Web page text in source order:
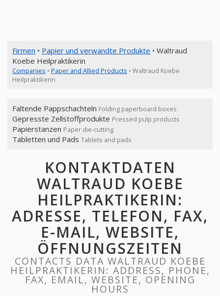
Firmen • Papier und verwandte Produkte • Waltraud
Koebe Heilpraktikerin
Companies • Paper and Allied Products • Waltraud Koebe
Heilpraktikerin
Faltende Pappschachteln Folding paperboard boxes
Gepresste Zellstoffprodukte Pressed pulp products
Papierstanzen Paper die-cutting
Tabletten und Pads Tablets and pads
KONTAKTDATEN
WALTRAUD KOEBE
HEILPRAKTIKERIN:
ADRESSE, TELEFON, FAX,
E-MAIL, WEBSITE,
ÖFFNUNGSZEITEN
CONTACTS DATA WALTRAUD KOEBE
HEILPRAKTIKERIN: ADDRESS, PHONE,
FAX, EMAIL, WEBSITE, OPENING
HOURS